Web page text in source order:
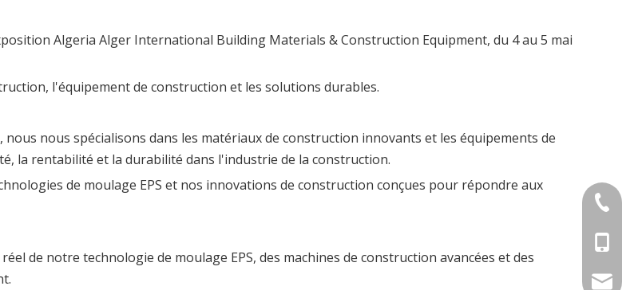
Algeria Alger International Building Materials & Construction Equipment, du 4 au 5 mai
l'équipement de construction et les solutions durables.
nous spécialisons dans les matériaux de construction innovants et les équipements de
la rentabilité et la durabilité dans l'industrie de la construction.
de moulage EPS et nos innovations de construction conçues pour répondre aux
de notre technologie de moulage EPS, des machines de construction avancées et des
+86-